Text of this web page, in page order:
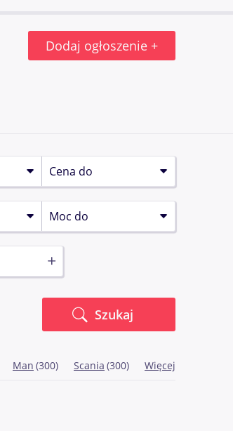
Dodaj ogłoszenie +
Szukaj
Man (300) Scania (300) Więcej